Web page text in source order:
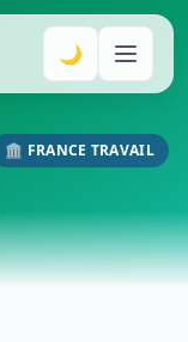
🌙
🏛️ FRANCE TRAVAIL